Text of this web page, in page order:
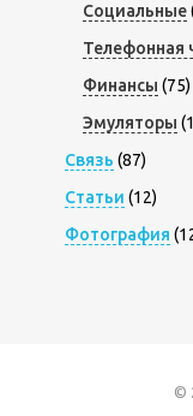
Социальные
Телефонная
Финансы (75)
Эмуляторы
Связь (87)
Статьи (12)
Фотография
©